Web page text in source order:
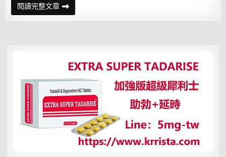
閱讀完整文章紫
微
斗
——
化
忌